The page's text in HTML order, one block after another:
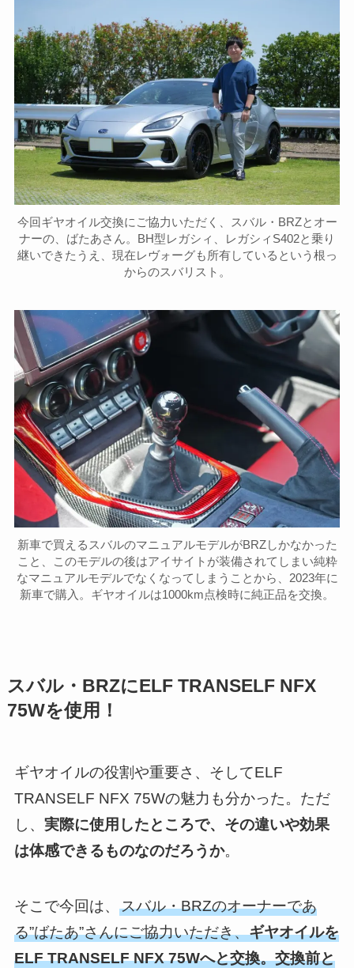
今回ギヤオイル交換にご協力いただく、スバル・BRZとオー
ナーの、ばたあさん。BH型レガシィ、レガシィS402と乗り
継いできたうえ、現在レヴォーグも所有しているという根っ
からのスバリスト。
新車で買えるスバルのマニュアルモデルがBRZしかなかった
こと、このモデルの後はアイサイトが装備されてしまい純粋
なマニュアルモデルでなくなってしまうことから、2023年に
新車で購入。ギヤオイルは1000km点検時に純正品を交換。
スバル・BRZにELF TRANSELF NFX
75Wを使用！
ギヤオイルの役割や重要さ、そしてELF
TRANSELF NFX 75Wの魅力も分かった。ただ
し、 実際に使用したところで、その違いや効果
は体感できるものなのだろうか。
そこで今回は、 スバル・BRZのオーナーであ
る”ばたあ”さんにご協力いただき、ギヤオイルを
ELF TRANSELF NFX 75Wへと交換。交換前と